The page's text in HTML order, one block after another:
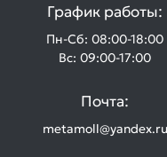
График работы:
Пн-Сб: 08:00-18:00
Вс: 09:00-17:00
Почта:
metamoll@yandex.ru